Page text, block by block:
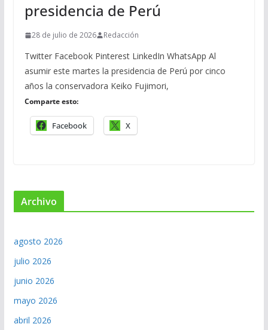
presidencia de Perú
28 de julio de 2026 Redacción
Twitter Facebook Pinterest LinkedIn WhatsApp Al
asumir este martes la presidencia de Perú por cinco
años la conservadora Keiko Fujimori,
Comparte esto:
Facebook X
Archivo
agosto 2026
julio 2026
junio 2026
mayo 2026
abril 2026